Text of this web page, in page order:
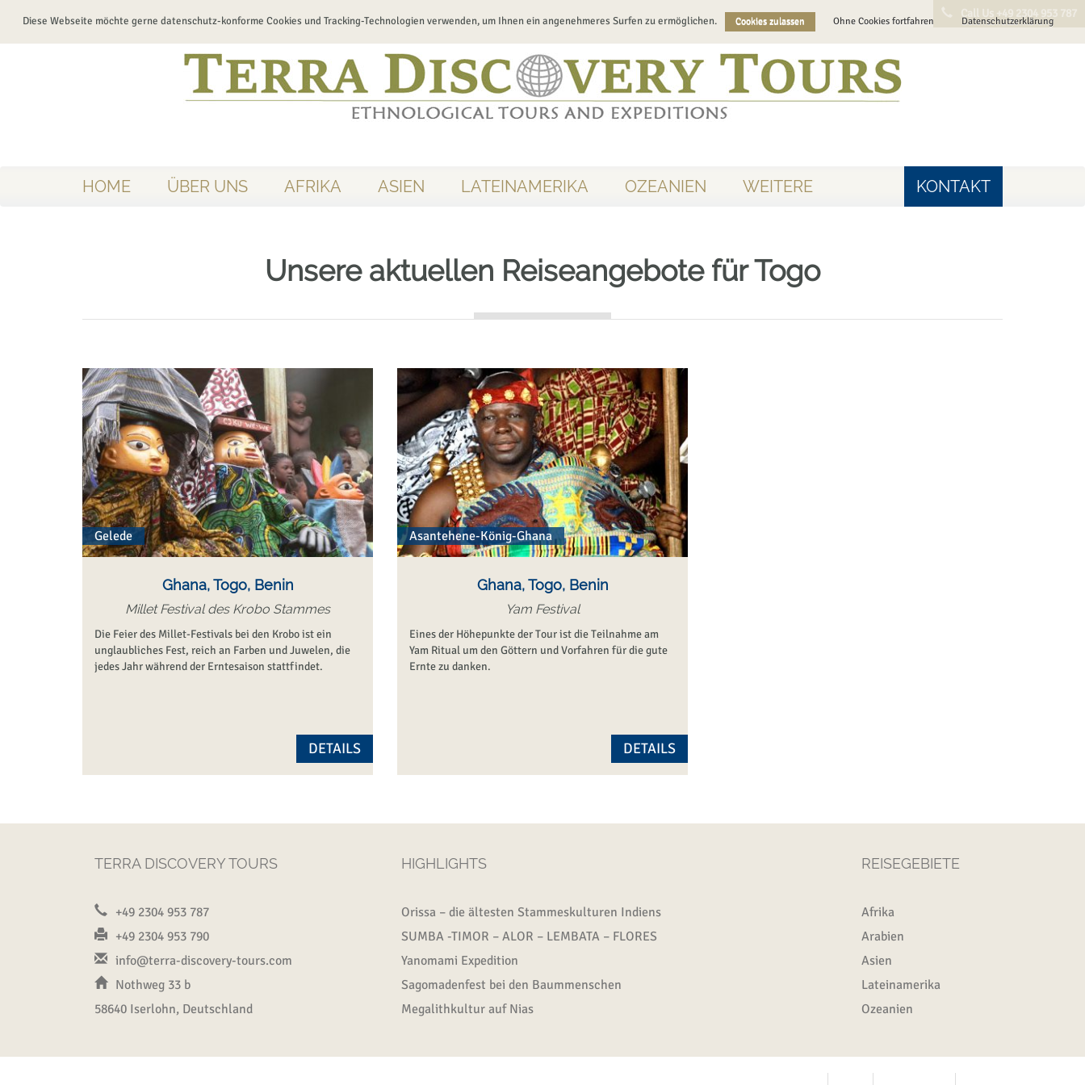
Call Us +49 2304 953 787
HOME ÜBER UNS AFRIKA ASIEN LATEINAMERIKA OZEANIEN WEITERE KONTAKT
Unsere aktuellen Reiseangebote für Togo
Gelede
Ghana, Togo, Benin
Millet Festival des Krobo Stammes
Die Feier des Millet-Festivals bei den Krobo ist ein
unglaubliches Fest, reich an Farben und Juwelen, die
jedes Jahr während der Erntesaison stattfindet.
DETAILS
Asantehene-König-Ghana
Ghana, Togo, Benin
Yam Festival
Eines der Höhepunkte der Tour ist die Teilnahme am
Yam Ritual um den Göttern und Vorfahren für die gute
Ernte zu danken.
DETAILS
TERRA DISCOVERY TOURS
+49 2304 953 787
+49 2304 953 790
info@terra-discovery-tours.com
Nothweg 33 b
58640 Iserlohn, Deutschland
HIGHLIGHTS
Orissa – die ältesten Stammeskulturen Indiens
SUMBA -TIMOR – ALOR – LEMBATA – FLORES
Yanomami Expedition
Sagomadenfest bei den Baummenschen
Megalithkultur auf Nias
REISEGEBIETE
Afrika
Arabien
Asien
Lateinamerika
Ozeanien
Diese Webseite möchte gerne datenschutz-konforme Cookies und Tracking-Technologien verwenden, um Ihnen ein angenehmeres Surfen zu ermöglichen. Cookies zulassen Ohne Cookies fortfahren Datenschutzerklärung